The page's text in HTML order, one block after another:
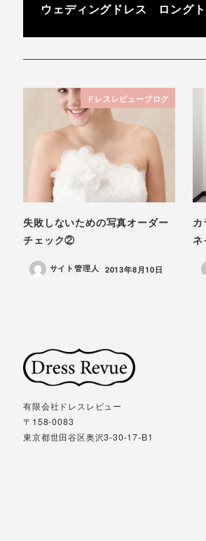
ウェディングドレス ロング
ドレスレビューブログ
失敗しないための写真オーダー
チェック②
サイト管理人 投稿日
2013年8月10日
ネ
有限会社ドレスレビュー
〒158-0083
東京都世田谷区奥沢3-30-17-B1